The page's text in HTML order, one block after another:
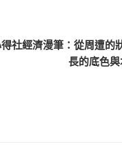
社經濟漫筆：從周遭的
長的底色